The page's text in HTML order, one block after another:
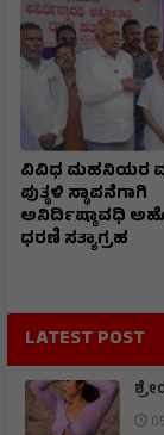
ವಿವಿಧ ಮಹನಿಯರ
ಪುತ್ಥಳಿ ಸ್ಥಾಪನೆಗಾಗಿ
ಅನಿರ್ದಿಷ್ಠಾವಧಿ
ಧರಣಿ ಸತ್ಯಾಗ್ರಹ
LATEST POST